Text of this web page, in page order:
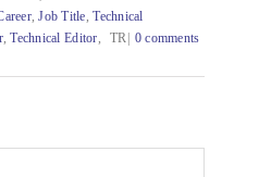
,Job Title,Technical
,Technical Editor, TR| 0 comments